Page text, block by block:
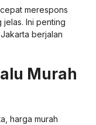
merespons
Ini penting
berjalan
Murah
harga murah